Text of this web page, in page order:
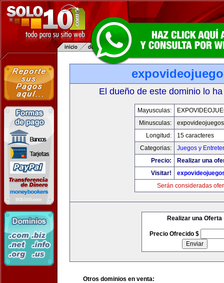
El dueño de este dominio lo
Mayusculas:
Minusculas:
Longitud:
15 caracteres
Categorias:
Juegos y
Precio:
Realizar una
Visitar!
Serán consideradas
Realizar una Oferta
Precio Ofrecido $
Otros dominios en venta: